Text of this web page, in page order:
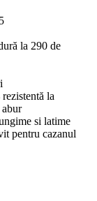
la 290 de
la
abur
si latime
pentru cazanul